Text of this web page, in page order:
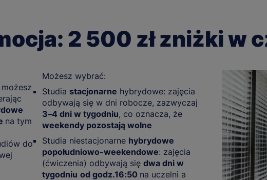
2 500 zł zniżki w
możesz
na tym
do
Możesz wybrać:
Studia stacjonarne hybrydowe: zajęcia
odbywają się w dni robocze, zazwyczaj
3–4 dni w tygodniu, co oznacza, że
weekendy pozostają wolne
Studia niestacjonarne hybrydowe
popołudniowo-weekendowe: zajęcia
(ćwiczenia) odbywają się dwa dni w
tygodniu od godz.16:50 na uczelni a